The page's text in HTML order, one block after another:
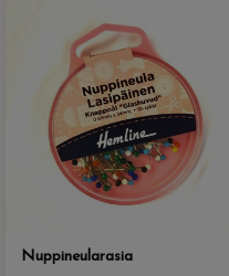
Nuppineularasia